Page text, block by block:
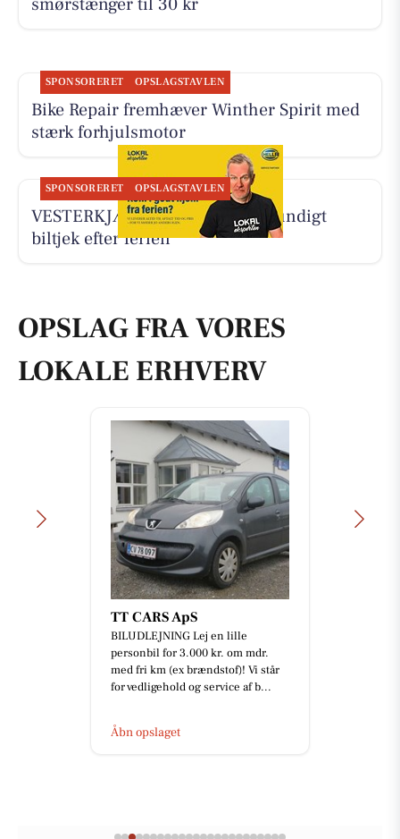
SPONSORERET OPSLAGSTAVLEN
Bike Repair fremhæver Winther Spirit med
stærk forhjulsmotor
SPONSORERET OPSLAGSTAVLEN
VESTERKJÆR AUTO tilbyder grundigt
biltjek efter ferien
OPSLAG FRA VORES
LOKALE ERHVERV
TT CARS ApS
BILUDLEJNING Lej en lille
personbil for 3.000 kr. om mdr.
med fri km (ex brændstof)! Vi står
for vedligehold og service af b...
Åbn opslaget